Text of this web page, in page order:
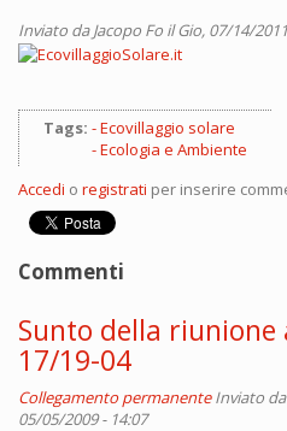
Inviato daJacopo Fo il Gio, 07/14/
Tags:
Ecovillaggio solare
Ecologia e Ambiente
Accedi o registrati per inserire
Commenti
Sunto della riunione
17/19-04
Collegamento permanente Inviato da
05/05/2009 - 14:07